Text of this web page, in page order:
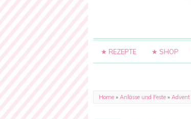
★ REZEPTE ★ SHOP
Home » Anlässe und Feste » Advent